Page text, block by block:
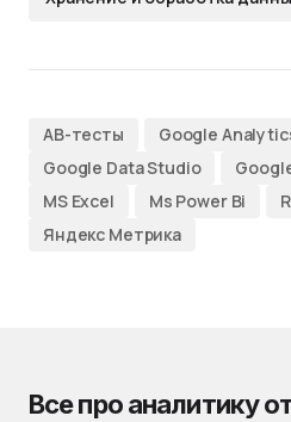
AB-тесты Google
Google Data Studio
MS Excel
Ms Power Bi R
Яндекс Метрика
Все про аналитику